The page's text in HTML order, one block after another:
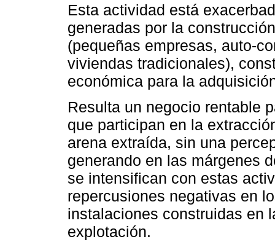
Esta actividad está
generadas por la
(pequeñas empresas, auto-
viviendas tradicionales),
económica para la
Resulta un negocio rentable
que participan en la
arena extraída, sin una
generando en las márgenes
se intensifican con estas
repercusiones negativas en
instalaciones construidas en
explotación.